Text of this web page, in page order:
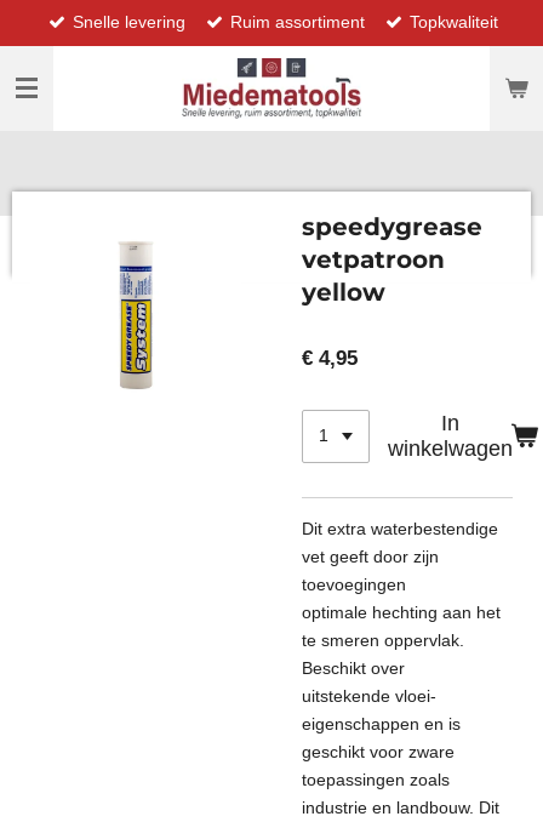
direct
naar
hoofdinhoud
Snelle levering Ruim assortiment Topkwaliteit
speedygrease
vetpatroon
yellow
€ 4,95
In
winkelwagen
Dit extra waterbestendige
vet geeft door zijn
toevoegingen
optimale hechting aan het
te smeren oppervlak.
Beschikt over
uitstekende vloei-
eigenschappen en is
geschikt voor zware
toepassingen zoals
industrie en landbouw. Dit